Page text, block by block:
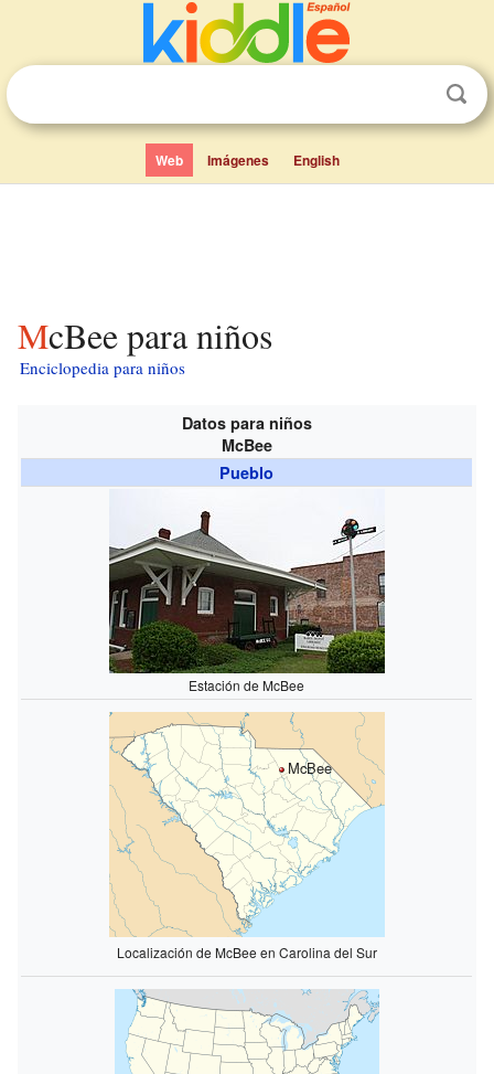
Web Imágenes English
McBee para niños
Enciclopedia para niños
Datos para niños
McBee
Pueblo
Estación de McBee
McBee
Localización de McBee en Carolina del Sur